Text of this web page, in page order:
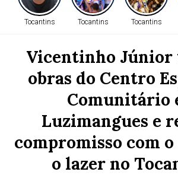
Tocantins Tocantins Tocantins
Vicentinho
obras do Centro
Comunitário
Luzimangues e
compromisso com
o lazer no